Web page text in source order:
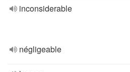
inconsiderable
négligeable